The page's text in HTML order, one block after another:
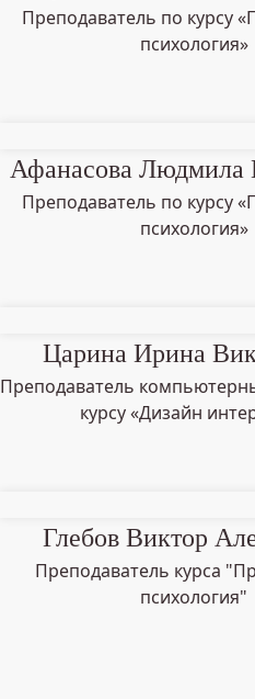
Преподаватель по курсу
психология»
Афанасова Людмила
Преподаватель по курсу
психология»
Царина Ирина
Преподаватель
курсу «Дизайн
Глебов Виктор
Преподаватель курса
психология"